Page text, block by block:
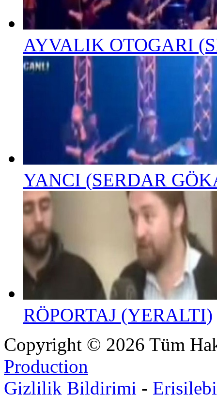
AYVALIK OTOGARI
YANCI (SERDAR
RÖPORTAJ (YERALTI)
Copyright © 2026 Tüm
Production
Gizlilik Bildirimi -